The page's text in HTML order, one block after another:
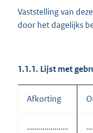
Vaststelling van
door het dagelijks
1.1.1. Lijst met
Afkorting
.....................